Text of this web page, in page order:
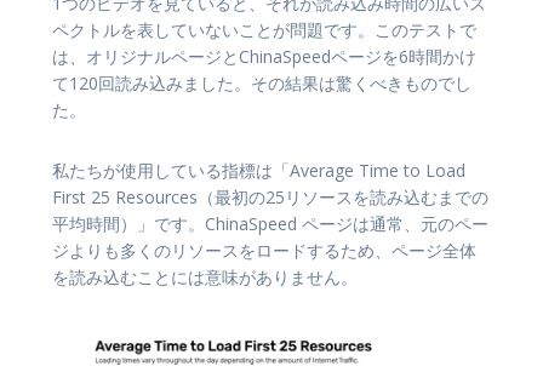
ペクトルを表していないことが問題です。このテストで
は、オリジナルページとChinaSpeedページを6時間かけ
て120回読み込みました。その結果は驚くべきものでし
た。
私たちが使用している指標は「Average Time to Load
First 25 Resources（最初の25リソースを読み込むまでの
平均時間）」です。ChinaSpeed ページは通常、元のペー
ジよりも多くのリソースをロードするため、ページ全体
を読み込むことには意味がありません。